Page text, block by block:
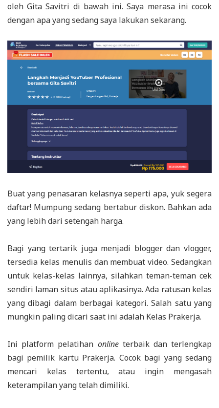
oleh Gita Savitri di bawah ini. Saya merasa ini cocok
dengan apa yang sedang saya lakukan sekarang.
Buat yang penasaran kelasnya seperti apa, yuk segera
daftar! Mumpung sedang bertabur diskon. Bahkan ada
yang lebih dari setengah harga.
Bagi yang tertarik juga menjadi blogger dan vlogger,
tersedia kelas menulis dan membuat video. Sedangkan
untuk kelas-kelas lainnya, silahkan teman-teman cek
sendiri laman situs atau aplikasinya. Ada ratusan kelas
yang dibagi dalam berbagai kategori. Salah satu yang
mungkin paling dicari saat ini adalah Kelas Prakerja.
Ini platform pelatihan onlineterbaik dan terlengkap
bagi pemilik kartu Prakerja. Cocok bagi yang sedang
mencari kelas tertentu, atau ingin mengasah
keterampilan yang telah dimiliki.